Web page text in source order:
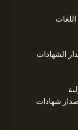
الشهادات
شهادات